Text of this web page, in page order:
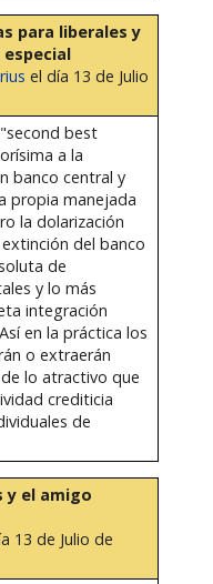
para liberales y
el día 13 de Julio
best
a la
banco central y
propia manejada
la dolarización
del banco
de
y lo más
integración
en la práctica los
o extraerán
lo atractivo que
crediticia
de
y el amigo
13 de Julio de